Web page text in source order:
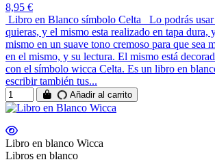
8,95 €
Libro en Blanco símbolo Celta Lo podrás usar
quieras, y el mismo esta realizado en tapa dura,
mismo en un suave tono cremoso para que sea
en el mismo, y su lectura. El mismo está
con el símbolo wicca Celta. Es un libro en
escribir también tus...
Añadir al carrito
Libro en blanco Wicca
Libros en blanco